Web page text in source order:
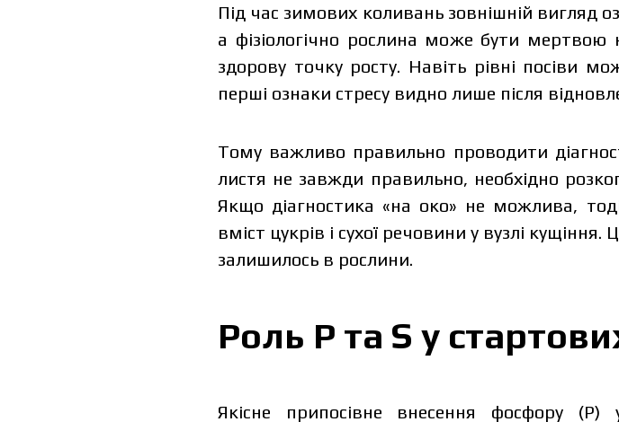
Під час зимових коливань зовнішній вигляд
а фізіологічно рослина може бути
здорову точку росту. Навіть рівні посіви
перші ознаки стресу видно лише після
Тому важливо правильно проводити
листя не завжди правильно, необхідно
Якщо діагностика «на око» не можлива,
вміст цукрів і сухої речовини у вузлі
залишилось в рослини.
Роль Р та S у
Якісне припосівне внесення фосфору